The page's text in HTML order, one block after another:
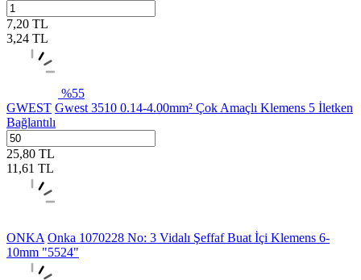
7,20 TL
3,24 TL
%55
GWEST Gwest 3510 0.14-4.00mm² Çok Amaçlı Klemens 5 İletken
Bağlantılı
25,80 TL
11,61 TL
ONKA Onka 1070228 No: 3 Vidalı Şeffaf Buat İçi Klemens 6-
10mm "5524"